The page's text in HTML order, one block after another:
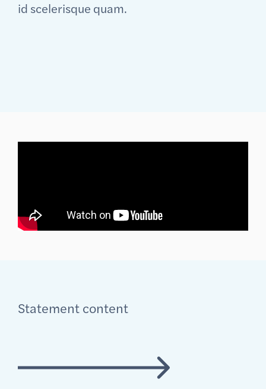
id scelerisque quam.
Statement content